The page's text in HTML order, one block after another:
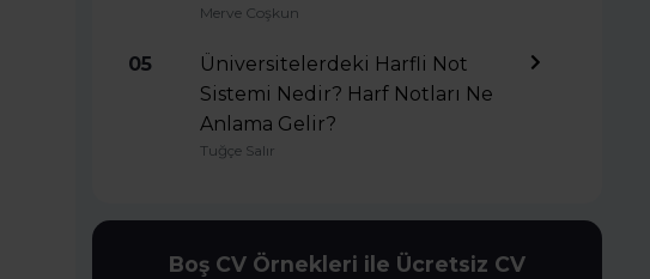
Merve Coşkun
05
Üniversitelerdeki Harfli Not
Sistemi Nedir? Harf Notları Ne
Anlama Gelir?
Tuğçe Salır
Boş CV Örnekleri ile Ücretsiz CV